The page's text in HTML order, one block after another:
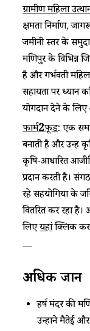
ग्रामीण महिला
क्षमता निर्माण,
जमीनी स्तर के
मणिपुर के विभिन्न
है और गर्भवती
सहायता पर ध्यान
योगदान देने के
फार्म2फ़ूड: एक
बनाती है और उन्हें
कृषि-आधारित
प्रदान करती है।
रहे सहयोगियों के
वितरित कर रहा
लिएयहांक्लिक
—
अधिक जानें
हर्ष मंदर की
उन्होंने मैतेई